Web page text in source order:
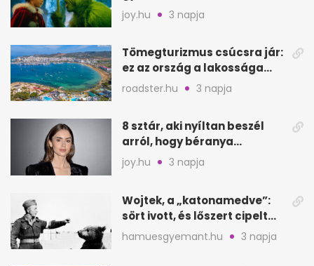
filmjeinkről a Joy szerint
joy.hu 3 napja
Tömegturizmus csúcsra jár:
ez az ország a lakossága
kétszeresét fogadja
roadster.hu 3 napja
8 sztár, aki nyíltan beszél
arról, hogy béranya
segítette a családalapítást
joy.hu 3 napja
Wojtek, a „katonamedve”:
sört ivott, és lőszert cipelt
Monte Cassinónál
hamuesgyemant.hu 3 napja